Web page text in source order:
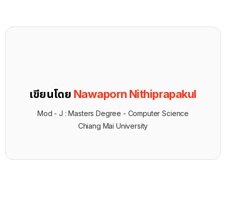
เขียนโดย Nawaporn Nithiprapakul
Mod - J : Masters Degree - Computer Science
Chiang Mai University